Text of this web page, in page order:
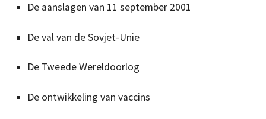
De aanslagen van 11 september 2001
De val van de Sovjet-Unie
De Tweede Wereldoorlog
De ontwikkeling van vaccins